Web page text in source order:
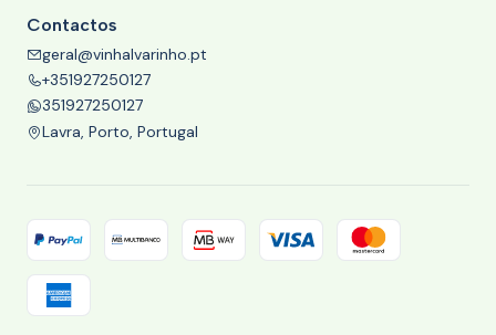
Contactos
geral@vinhalvarinho.pt
+351927250127
351927250127
Lavra, Porto, Portugal